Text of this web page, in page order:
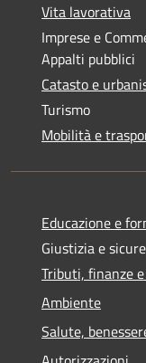
Vita lavorativa
Imprese e
Appalti pubblici
Catasto e
Turismo
Mobilità e
Educazione e
Giustizia e
Tributi, finanze
Ambiente
Salute,